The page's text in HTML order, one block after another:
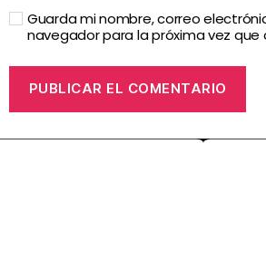
Guarda mi nombre, correo
navegador para la próxima vez que